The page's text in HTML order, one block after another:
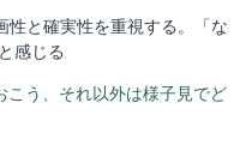
性と確実性を重視する。「な
感じる
こう、それ以外は様子見でど